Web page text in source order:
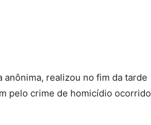
anônima, realizou no fim da tarde
pelo crime de homicídio ocorrido